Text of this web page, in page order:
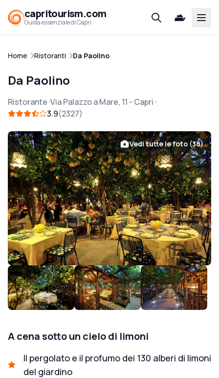
capritourism.com
Guida essenziale di Capri
Home Ristoranti Da Paolino
Da Paolino
Ristorante Via Palazzo a Mare, 11 - Capri
3.9 2327
Vedi tutte le foto (38)
A cena sotto un cielo di limoni
Il pergolato e il profumo dei 130 alberi di limoni
del giardino